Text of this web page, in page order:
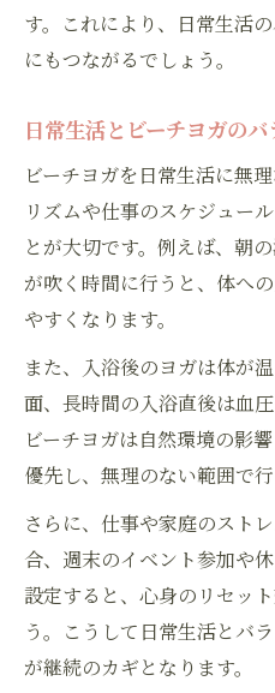
す。これにより、日常生活
にもつながるでしょう。
日常生活とビーチヨガの
ビーチヨガを日常生活に無
リズムや仕事のスケジュー
とが大切です。例えば、朝
が吹く時間に行うと、体へ
やすくなります。
また、入浴後のヨガは体が
面、長時間の入浴直後は血
ビーチヨガは自然環境の影
優先し、無理のない範囲で行
さらに、仕事や家庭のスト
合、週末のイベント参加や
設定すると、心身のリセッ
う。こうして日常生活とバ
が継続のカギとなります。